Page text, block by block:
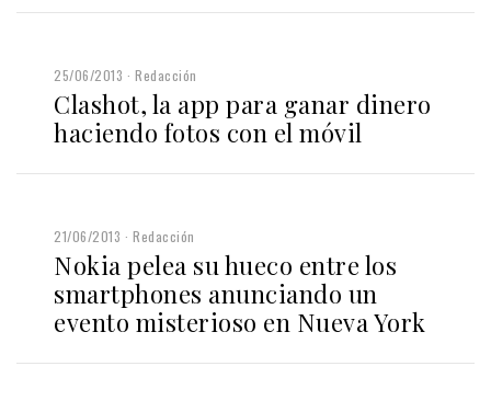
25/06/2013 Redacción
Clashot, la app para ganar dinero
haciendo fotos con el móvil
21/06/2013 Redacción
Nokia pelea su hueco entre los
smartphones anunciando un
evento misterioso en Nueva York